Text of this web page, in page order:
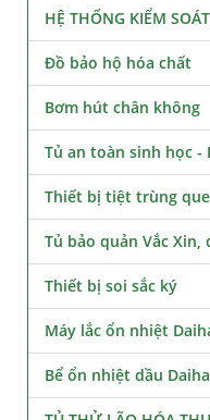
HỆ THỐNG KIỂM
Đồ bảo hộ hóa chất
Bơm hút chân không
Tủ an toàn sinh học -
Thiết bị tiệt trùng
Tủ bảo quản Vắc Xin,
Thiết bị soi sắc ký
Máy lắc ổn nhiệt
Bể ổn nhiệt dầu